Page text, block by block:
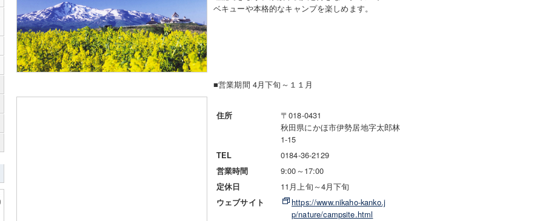
ベキューや本格的なキャンプを楽しめます。
■営業期間 4月下旬～１１月
住所
〒018-0431
秋田県にかほ市伊勢居地字太郎林
1-15
TEL 0184-36-2129
営業時間 9:00～17:00
定休日 11月上旬～4月下旬
ウェブサイト
https://www.nikaho-kanko.j
p/nature/campsite.html